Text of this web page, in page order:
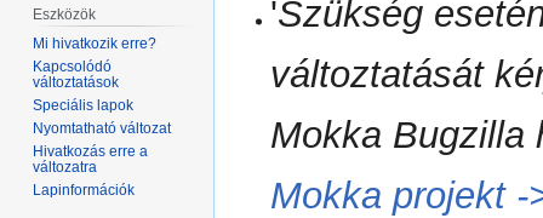
'Szükség
változtatását
Mokka Bugzilla
Mokka projekt -
Eszközök
Mi hivatkozik erre?
Kapcsolódó
változtatások
Speciális lapok
Nyomtatható változat
Hivatkozás erre a
változatra
Lapinformációk